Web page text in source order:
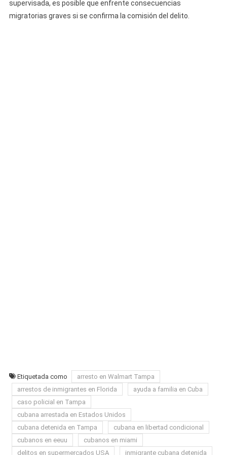
supervisada, es posible que enfrente consecuencias
migratorias graves si se confirma la comisión del delito.
Etiquetada como
arresto en Walmart Tampa
arrestos de inmigrantes en Florida
ayuda a familia en Cuba
caso policial en Tampa
cubana arrestada en Estados Unidos
cubana detenida en Tampa
cubana en libertad condicional
cubanos en eeuu
cubanos en miami
delitos en supermercados USA
inmigrante cubana detenida